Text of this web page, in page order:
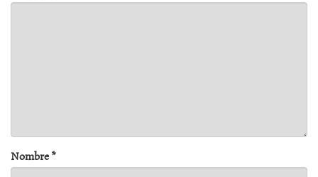
Nombre*